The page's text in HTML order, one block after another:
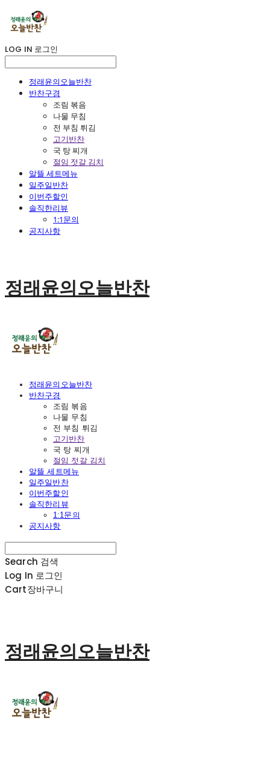
LOG IN 로그인
정래윤의오늘반찬
반찬구경
조림 볶음
나물 무침
전 부침 튀김
고기반찬
국 탕 찌개
절임 젓갈 김치
알뜰 세트메뉴
일주일반찬
이번주할인
솔직한리뷰
1:1문의
공지사항
정래윤의오늘반찬
정래윤의오늘반찬
반찬구경
조림 볶음
나물 무침
전 부침 튀김
고기반찬
국 탕 찌개
절임 젓갈 김치
알뜰 세트메뉴
일주일반찬
이번주할인
솔직한리뷰
1:1문의
공지사항
Search 검색
Log In 로그인
Cart장바구니
정래윤의오늘반찬